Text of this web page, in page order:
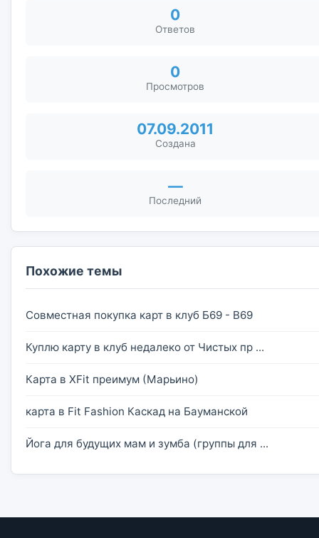
0
Ответов
0
Просмотров
07.09.2011
Создана
—
Последний
Похожие темы
Совместная покупка карт в клуб Б69 - B69
Куплю карту в клуб недалеко от Чистых пр ...
Карта в XFit преимум (Марьино)
карта в Fit Fashion Каскад на Бауманской
Йога для будущих мам и зумба (группы для ...